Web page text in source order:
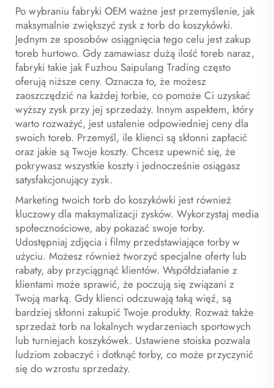
Po wybraniu fabryki OEM ważne jest przemyślenie, jak
maksymalnie zwiększyć zysk z torb do koszykówki.
Jednym ze sposobów osiągnięcia tego celu jest zakup
toreb hurtowo. Gdy zamawiasz dużą ilość toreb naraz,
fabryki takie jak Fuzhou Saipulang Trading często
oferują niższe ceny. Oznacza to, że możesz
zaoszczędzić na każdej torbie, co pomoże Ci uzyskać
wyższy zysk przy jej sprzedaży. Innym aspektem, który
warto rozważyć, jest ustalenie odpowiedniej ceny dla
swoich toreb. Przemyśl, ile klienci są skłonni zapłacić
oraz jakie są Twoje koszty. Chcesz upewnić się, że
pokrywasz wszystkie koszty i jednocześnie osiągasz
satysfakcjonujący zysk.
Marketing twoich torb do koszykówki jest również
kluczowy dla maksymalizacji zysków. Wykorzystaj media
społecznościowe, aby pokazać swoje torby.
Udostępniaj zdjęcia i filmy przedstawiające torby w
użyciu. Możesz również tworzyć specjalne oferty lub
rabaty, aby przyciągnąć klientów. Współdziałanie z
klientami może sprawić, że poczują się związani z
Twoją marką. Gdy klienci odczuwają taką więź, są
bardziej skłonni zakupić Twoje produkty. Rozważ także
sprzedaż torb na lokalnych wydarzeniach sportowych
lub turniejach koszykówek. Ustawiene stoiska pozwala
ludziom zobaczyć i dotknąć torby, co może przyczynić
się do wzrostu sprzedaży.